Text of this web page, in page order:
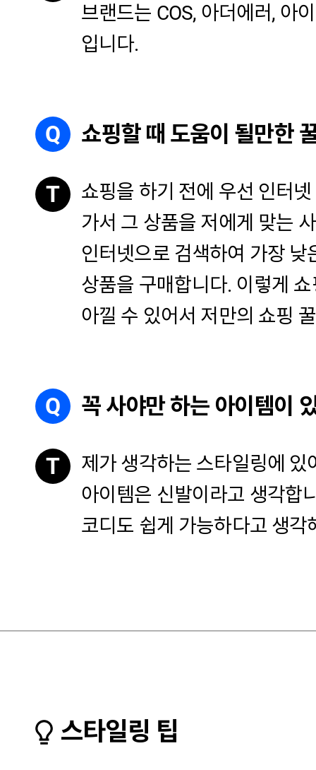
브랜드는 COS, 아더에러, 아
입니다.
Q 쇼핑할 때 도움이 될만한
T
쇼핑을 하기 전에 우선 인터
가서 그 상품을 저에게 맞는
인터넷으로 검색하여 가장 낮
상품을 구매합니다. 이렇게
아낄 수 있어서 저만의 쇼핑
Q 꼭 사야만 하는 아이템이
T
제가 생각하는 스타일링에 있
아이템은 신발이라고 생각합
코디도 쉽게 가능하다고 생
스타일링 팁